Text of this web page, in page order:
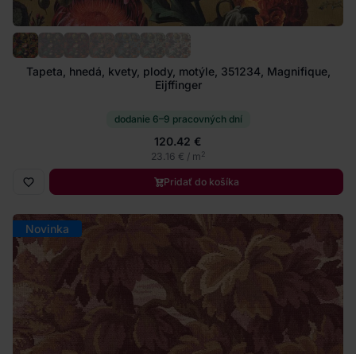
Tapeta, hnedá, kvety, plody, motýle, 351234, Magnifique,
Eijffinger
dodanie 6–9 pracovných dní
120.42 €
23.16 € / m2
Pridať do košíka
Novinka